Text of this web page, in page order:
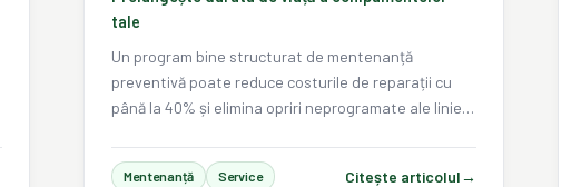
tale
Un program bine structurat de mentenanță
preventivă poate reduce costurile de reparații cu
până la 40% și elimina opriri neprogramate ale liniei
Mentenanță Service Citește articolul→